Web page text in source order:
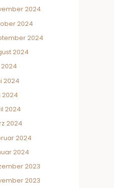
2024
2024
2024
2024
2024
2024
2024
2024
2024
2024
2024
2023
2023